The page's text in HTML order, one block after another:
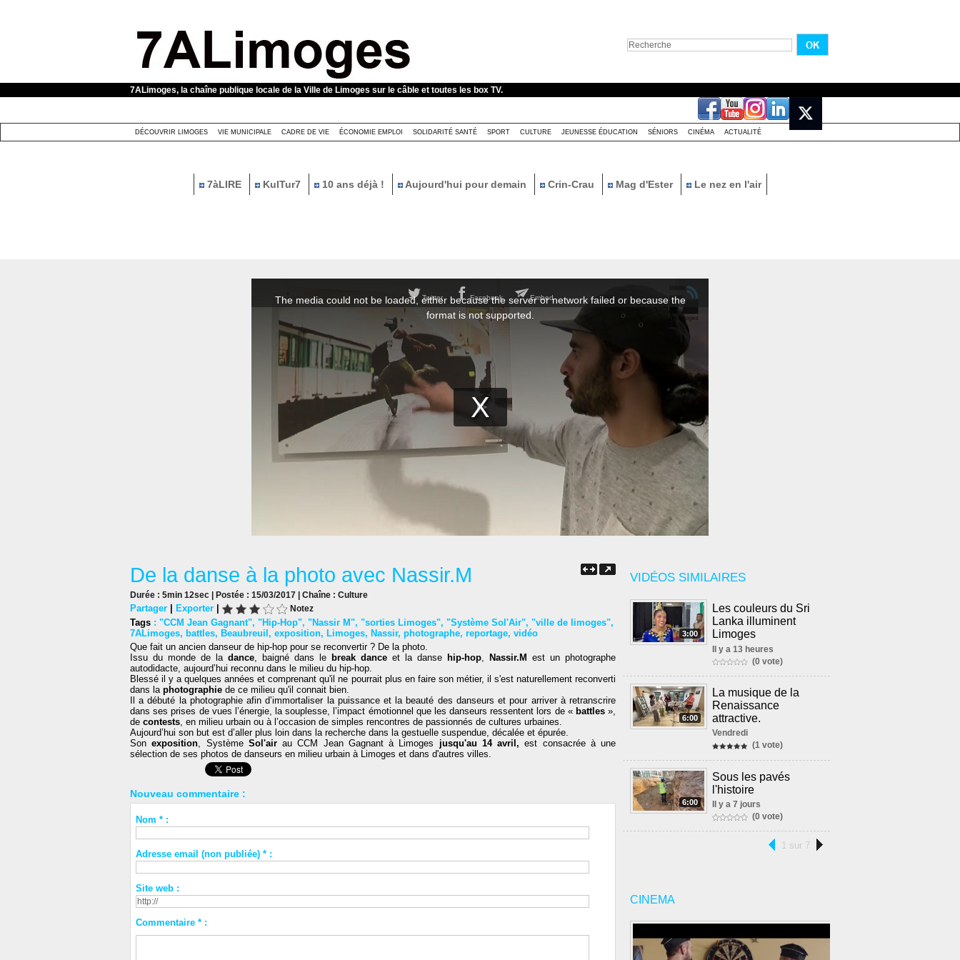
7ALimoges, la chaîne publique locale de la Ville de Limoges sur le câble et toutes les box TV.
DÉCOUVRIR LIMOGES VIE MUNICIPALE CADRE DE VIE ÉCONOMIE EMPLOI SOLIDARITÉ SANTÉ SPORT CULTURE JEUNESSE ÉDUCATION SÉNIORS CINÉMA ACTUALITÉ
7àLIRE KulTur7 10 ans déjà ! Aujourd'hui pour demain Crin-Crau Mag d'Ester Le nez en l'air
VIDÉOS SIMILAIRES
3:00
Les couleurs du Sri
Lanka illuminent
Limoges
Il y a 13 heures
(0 vote)
6:00
La musique de la
Renaissance
attractive.
Vendredi
(1 vote)
6:00
Sous les pavés
l'histoire
Il y a 7 jours
(0 vote)
1 sur 7
CINEMA
De la danse à la photo avec Nassir.M
Durée : 5min 12sec | Postée : 15/03/2017 | Chaîne : Culture
Partager | Exporter | Notez
Tags : "CCM Jean Gagnant", "Hip-Hop", "Nassir M", "sorties Limoges", "Système Sol'Air", "ville de limoges",
7ALimoges, battles, Beaubreuil , exposition, Limoges, Nassir, photographe, reportage, vidéo
Que fait un ancien danseur de hip-hop pour se reconvertir ? De la photo.
Issu du monde de la dance, baigné dans le break dance et la danse hip-hop, Nassir.M est un photographe
autodidacte, aujourd’hui reconnu dans le milieu du hip-hop.
Blessé il y a quelques années et comprenant qu'il ne pourrait plus en faire son métier, il s'est naturellement reconverti
dans la photographie de ce milieu qu'il connait bien.
Il a débuté la photographie afin d’immortaliser la puissance et la beauté des danseurs et pour arriver à retranscrire
dans ses prises de vues l’énergie, la souplesse, l’impact émotionnel que les danseurs ressentent lors de « battles»,
de contests, en milieu urbain ou à l’occasion de simples rencontres de passionnés de cultures urbaines.
Aujourd’hui son but est d’aller plus loin dans la recherche dans la gestuelle suspendue, décalée et épurée.
Sonexposition, Système Sol'airau CCM Jean Gagnant à Limoges jusqu'au 14 avril, est consacrée à une
sélection de ses photos de danseurs en milieu urbain à Limoges et dans d'autres villes.
Nouveau commentaire :
Nom * :
Adresse email (non publiée) * :
Site web :
Commentaire * :